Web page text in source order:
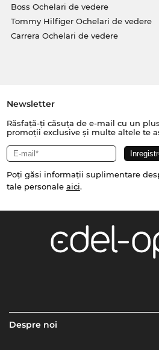
Boss Ochelari de vedere
Tommy Hilfiger Ochelari de vedere
Carrera Ochelari de vedere
Newsletter
Răsfață-ți căsuța de e-mail cu un
promoții exclusive și multe altele te
Poți găsi informații suplimentare
tale personale aici.
Despre noi